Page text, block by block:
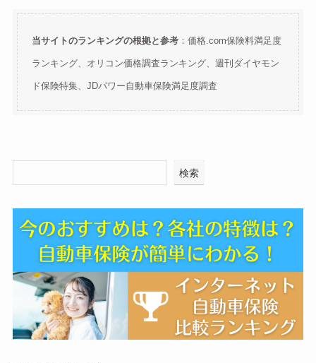
当サイトのランキングの根拠と参考：価格.com保険料満足度
ランキング、オリコン価格調査ランキング、週刊ダイヤモン
ド保険特集、JDパワー自動車保険満足度調査
検索